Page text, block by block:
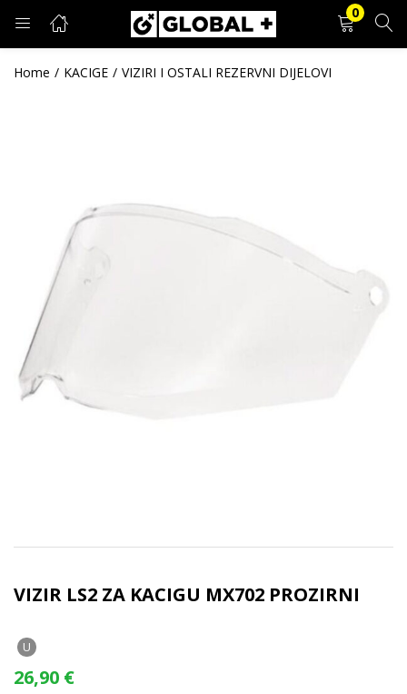
0
PRIJAVA REGISTRACIJA
Zapamti me
Home KACIGE VIZIRI I OSTALI REZERVNI DIJELOVI
VIZIR LS2 ZA KACIGU MX702 PROZIRNI
U
26,90 €